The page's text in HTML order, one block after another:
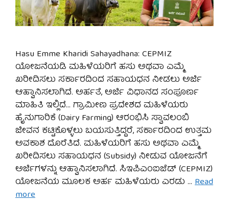
Hasu Emme Kharidi Sahayadhana: CEPMIZ
ಯೋಜನೆಯಡಿ ಮಹಿಳೆಯರಿಗೆ ಹಸು ಅಥವಾ ಎಮ್ಮೆ
ಖರೀದಿಸಲು ಸರ್ಕಾರದಿಂದ ಸಹಾಯಧನ ನೀಡಲು ಅರ್ಜಿ
ಆಹ್ವಾನಿಸಲಾಗಿದೆ. ಅರ್ಹತೆ, ಅರ್ಜಿ ವಿಧಾನದ ಸಂಪೂರ್ಣ
ಮಾಹಿತಿ ಇಲ್ಲಿದೆ… ಗ್ರಾಮೀಣ ಪ್ರದೇಶದ ಮಹಿಳೆಯರು
ಹೈನುಗಾರಿಕೆ (Dairy Farming) ಆರಂಭಿಸಿ ಸ್ವಾವಲಂಬಿ
ಜೀವನ ಕಟ್ಟಿಕೊಳ್ಳಲು ಬಯಸುತ್ತಿದ್ದರೆ, ಸರ್ಕಾರದಿಂದ ಉತ್ತಮ
ಅವಕಾಶ ದೊರೆತಿದೆ. ಮಹಿಳೆಯರಿಗೆ ಹಸು ಅಥವಾ ಎಮ್ಮೆ
ಖರೀದಿಸಲು ಸಹಾಯಧನ (Subsidy) ನೀಡುವ ಯೋಜನೆಗೆ
ಅರ್ಜಿಗಳನ್ನು ಆಹ್ವಾನಿಸಲಾಗಿದೆ. ಸಿಇಪಿಎಂಐಜೆಡ್ (CEPMIZ)
ಯೋಜನೆಯ ಮೂಲಕ ಅರ್ಹ ಮಹಿಳೆಯರು ಎರಡು … Read
more